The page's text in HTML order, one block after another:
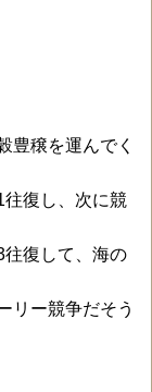
豊穣を運んでく
復し、次に競
復して、海の
リー競争だそう